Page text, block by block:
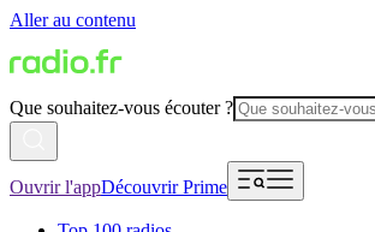
Aller au contenu
Que souhaitez-vous écouter ?
Ouvrir l'appDécouvrir Prime